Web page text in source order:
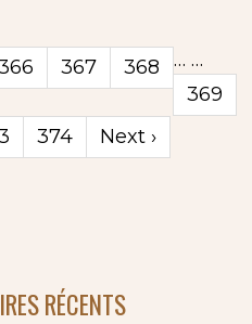
…
Page
367 Page
368
Page
369
Page
374
…
Page
suivante
Next ›
RÉCENTS